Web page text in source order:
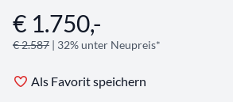
Angebotsinformationen
€ 1.750,-
€ 2.587 | 32% unter Neupreis*
Als Favorit speichern